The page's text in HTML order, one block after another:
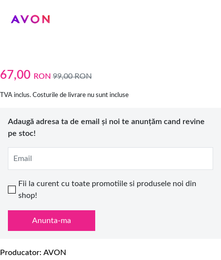
67,00 RON 99,00RON
TVA inclus. Costurile de livrare nu sunt incluse
Adaugă adresa ta de email și noi te anunțăm cand revine
pe stoc!
Email
Fii la curent cu toate promotiile si produsele noi din
shop!
Anunta-ma
Producator AVON